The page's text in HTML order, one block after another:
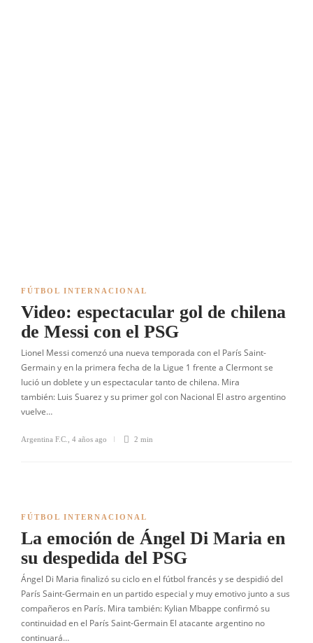
FÚTBOL INTERNACIONAL
Video: espectacular gol de chilena
de Messi con el PSG
Lionel Messi comenzó una nueva temporada con el París Saint-
Germain y en la primera fecha de la Ligue 1 frente a Clermont se
lució un doblete y un espectacular tanto de chilena. Mira
también: Luis Suarez y su primer gol con Nacional El astro argentino
vuelve…
Argentina F.C. 4 años ago 2 min
FÚTBOL INTERNACIONAL
La emoción de Ángel Di Maria en
su despedida del PSG
Ángel Di Maria finalizó su ciclo en el fútbol francés y se despidió del
París Saint-Germain en un partido especial y muy emotivo junto a sus
compañeros en París. Mira también: Kylian Mbappe confirmó su
continuidad en el París Saint-Germain El atacante argentino no
continuará…